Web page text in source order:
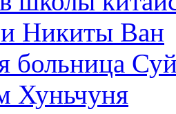
Никиты Ван
больница
Хуньчуня